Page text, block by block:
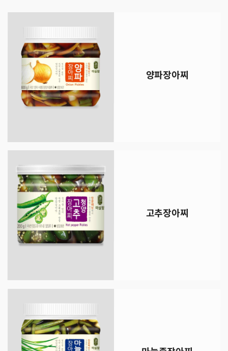
양파장아찌
고추장아찌